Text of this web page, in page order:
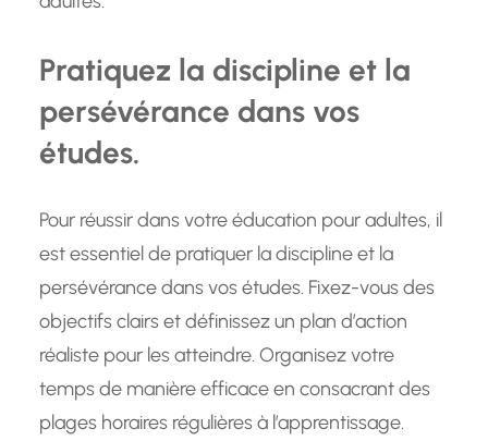
Pratiquez la discipline et la
persévérance dans vos
études.
Pour réussir dans votre éducation pour adultes, il
est essentiel de pratiquer la discipline et la
persévérance dans vos études. Fixez-vous des
objectifs clairs et définissez un plan d’action
réaliste pour les atteindre. Organisez votre
temps de manière efficace en consacrant des
plages horaires régulières à l’apprentissage.